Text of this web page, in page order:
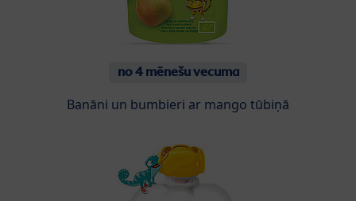
no 4 mēnešu vecuma
Banāni un bumbieri ar mango tūbiņā